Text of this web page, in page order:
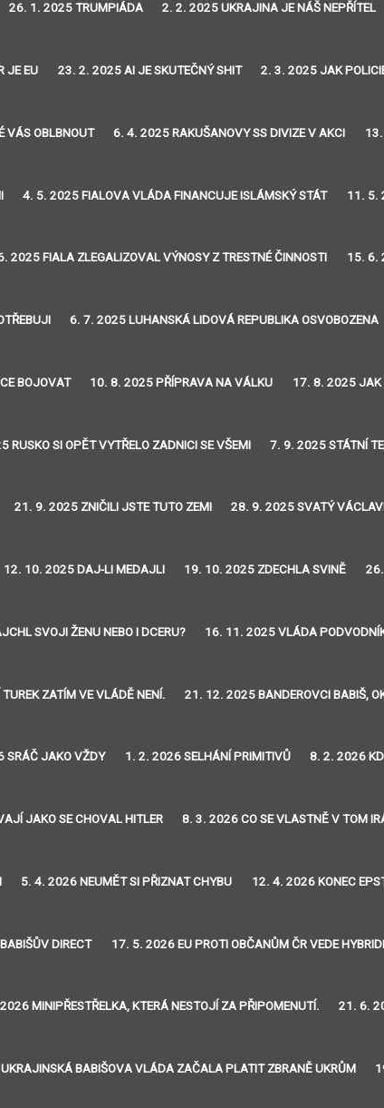
26. 1. 2025 TRUMPIÁDA 2. 2. 2025 UKRAJINA JE NÁŠ NEPŘÍTEL
JE EU 23. 2. 2025 AI JE SKUTEČNÝ SHIT 2. 3. 2025 JAK
VÁS OBLBNOUT 6. 4. 2025 RAKUŠANOVY SS DIVIZE V AKCI 13.
4. 5. 2025 FIALOVA VLÁDA FINANCUJE ISLÁMSKÝ STÁT 11. 5.
2025 FIALA ZLEGALIZOVAL VÝNOSY Z TRESTNÉ ČINNOSTI 15. 6.
6. 7. 2025 LUHANSKÁ LIDOVÁ REPUBLIKA OSVOBOZENA
BOJOVAT 10. 8. 2025 PŘÍPRAVA NA VÁLKU 17. 8. 2025 JAK
RUSKO SI OPĚT VYTŘELO ZADNICI SE VŠEMI 7. 9. 2025 STÁTNÍ
21. 9. 2025 ZNIČILI JSTE TUTO ZEMI 28. 9. 2025 SVATÝ
12. 10. 2025 DAJ-LI MEDAJLI 19. 10. 2025 ZDECHLA SVINĚ
SVOJI ŽENU NEBO I DCERU? 16. 11. 2025 VLÁDA
ZATÍM VE VLÁDĚ NENÍ. 21. 12. 2025 BANDEROVCI BABIŠ,
SRÁČ JAKO VŽDY 1. 2. 2026 SELHÁNÍ PRIMITIVŮ 8. 2. 2026
JAKO SE CHOVAL HITLER 8. 3. 2026 CO SE VLASTNĚ V TOM
5. 4. 2026 NEUMĚT SI PŘIZNAT CHYBU 12. 4. 2026 KONEC
DIRECT 17. 5. 2026 EU PROTI OBČANŮM ČR VEDE
MINIPŘESTŘELKA, KTERÁ NESTOJÍ ZA PŘIPOMENUTÍ. 21. 6.
BABIŠOVA VLÁDA ZAČALA PLATIT ZBRANĚ UKRŮM